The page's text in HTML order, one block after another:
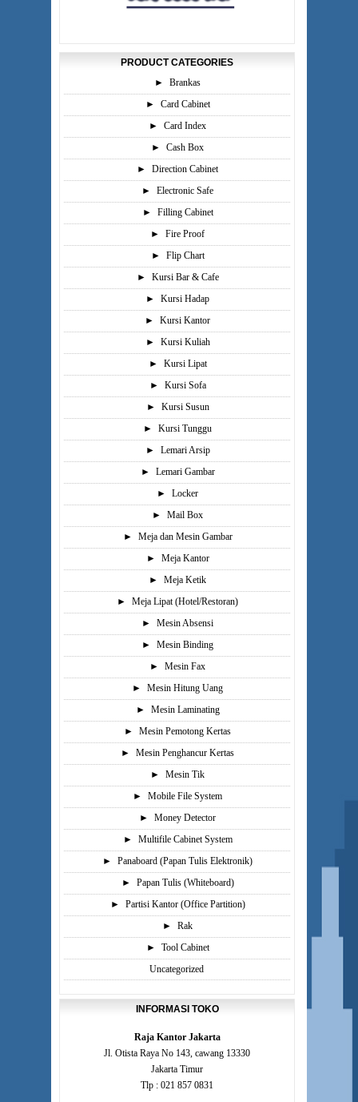
PRODUCT CATEGORIES
►
Brankas
►
Card Cabinet
►
Card Index
►
Cash Box
►
Direction Cabinet
►
Electronic Safe
►
Filling Cabinet
►
Fire Proof
►
Flip Chart
►
Kursi Bar & Cafe
►
Kursi Hadap
►
Kursi Kantor
►
Kursi Kuliah
►
Kursi Lipat
►
Kursi Sofa
►
Kursi Susun
►
Kursi Tunggu
►
Lemari Arsip
►
Lemari Gambar
►
Locker
►
Mail Box
►
Meja dan Mesin Gambar
►
Meja Kantor
►
Meja Ketik
►
Meja Lipat (Hotel/Restoran)
►
Mesin Absensi
►
Mesin Binding
►
Mesin Fax
►
Mesin Hitung Uang
►
Mesin Laminating
►
Mesin Pemotong Kertas
►
Mesin Penghancur Kertas
►
Mesin Tik
►
Mobile File System
►
Money Detector
►
Multifile Cabinet System
►
Panaboard (Papan Tulis Elektronik)
►
Papan Tulis (Whiteboard)
►
Partisi Kantor (Office Partition)
►
Rak
►
Tool Cabinet
Uncategorized
INFORMASI TOKO
Raja Kantor Jakarta
Jl. Otista Raya No 143, cawang 13330
Jakarta Timur
Tlp : 021 857 0831